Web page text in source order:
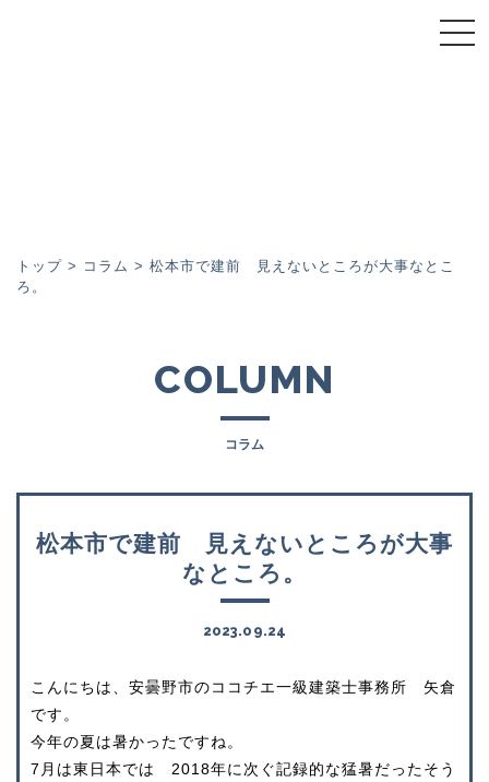
施工事例
トップ > コラム > 松本市で建前 見えないところが大事なとこ
ろ。
COLUMN
コラム
松本市で建前 見えないところが大事
なところ。
2023.09.24
こんにちは、安曇野市のココチエ一級建築士事務所 矢倉
です。
今年の夏は暑かったですね。
7月は東日本では 2018年に次ぐ記録的な猛暑だったそう